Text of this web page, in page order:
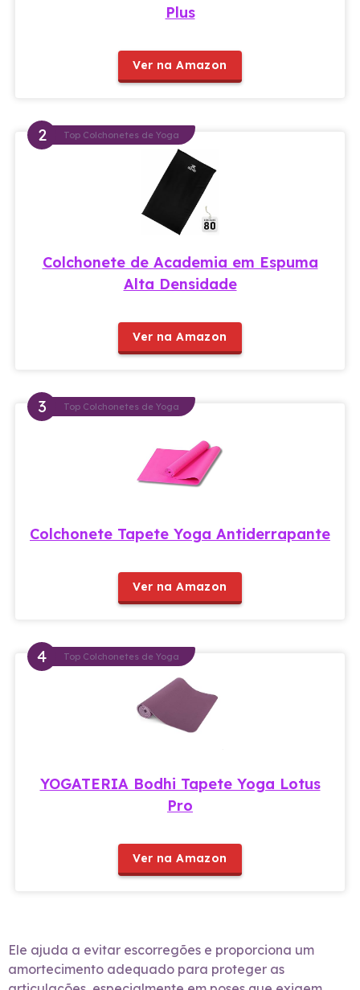
Plus
Ver na Amazon
Top Colchonetes de Yoga
Colchonete de Academia em Espuma
Alta Densidade
Ver na Amazon
Top Colchonetes de Yoga
Colchonete Tapete Yoga Antiderrapante
Ver na Amazon
Top Colchonetes de Yoga
YOGATERIA Bodhi Tapete Yoga Lotus
Pro
Ver na Amazon
Ele ajuda a evitar escorregões e proporciona um
amortecimento adequado para proteger as